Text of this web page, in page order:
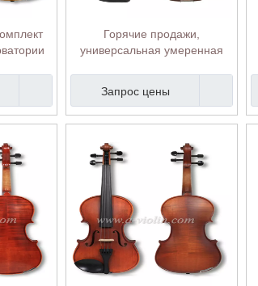
Горячие продажи,
универсальная умеренная
Запрос цены